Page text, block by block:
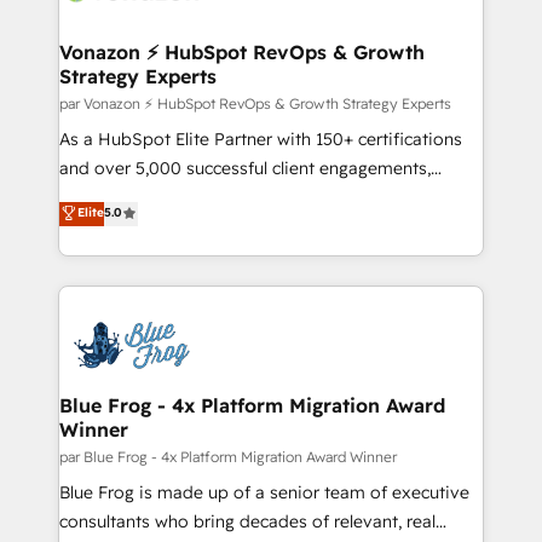
strategies that deliver impactful results. Our mission
is to empower you to unlock HubSpot’s full potential
—faster. Through expert training, unmatched
responsiveness, and ongoing support, we equip
your team to adopt new systems with confidence
customer engagement.
Vonazon ⚡ HubSpot RevOps & Growth
Strategy Experts
par Vonazon ⚡ HubSpot RevOps & Growth Strategy Experts
As a HubSpot Elite Partner with 150+ certifications
and over 5,000 successful client engagements,
Vonazon turns marketing complexity into
measurable, scalable growth. From onboarding to
enterprise-grade campaigns, our in-house team
builds scalable strategies that drive long-term
Seamless CRM, CMS, and automation setup •
Complex platform migrations and data cleanups •
Custom APIs and third-party integrations 📈 End-to-
End Revenue Acceleration • Lifecycle marketing and
pipeline growth programs • Sales enablement tools
and CRM optimization • Retention strategies with
customer journey mapping 🏅 Elite-Level HubSpot
Elite5.0
Blue Frog - 4x Platform Migration Award
Winner
par Blue Frog - 4x Platform Migration Award Winner
Blue Frog is made up of a senior team of executive
consultants who bring decades of relevant, real